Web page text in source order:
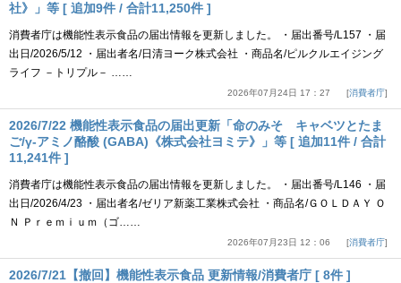
社》」等 [ 追加9件 / 合計11,250件 ]
消費者庁は機能性表示食品の届出情報を更新しました。 ・届出番号/L157 ・届
出日/2026/5/12 ・届出者名/日清ヨーク株式会社 ・商品名/ピルクルエイジング
ライフ －トリプル－ ……
2026年07月24日 17：27 消費者庁
2026/7/22 機能性表示食品の届出更新「命のみそ キャベツとたま
ご/γ-アミノ酪酸 (GABA)《株式会社ヨミテ》」等 [ 追加11件 / 合計
11,241件 ]
消費者庁は機能性表示食品の届出情報を更新しました。 ・届出番号/L146 ・届
出日/2026/4/23 ・届出者名/ゼリア新薬工業株式会社 ・商品名/ＧＯＬＤＡＹ Ｏ
Ｎ Ｐｒｅｍｉｕｍ（ゴ……
2026年07月23日 12：06 消費者庁
2026/7/21【撤回】機能性表示食品 更新情報/消費者庁 [ 8件 ]